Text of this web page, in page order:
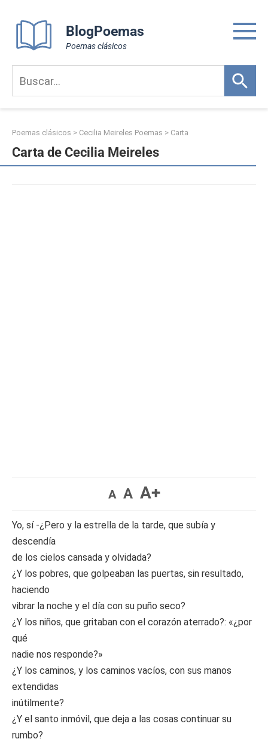
content
BlogPoemas
Poemas clásicos
Poemas clásicos > Cecilia Meireles Poemas > Carta
Carta de Cecilia Meireles
A A A+
Yo, sí -¿Pero y la estrella de la tarde, que subía y
descendía
de los cielos cansada y olvidada?
¿Y los pobres, que golpeaban las puertas, sin resultado,
haciendo
vibrar la noche y el día con su puño seco?
¿Y los niños, que gritaban con el corazón aterrado?: «¿por
qué
nadie nos responde?»
¿Y los caminos, y los caminos vacíos, con sus manos
extendidas
inútilmente?
¿Y el santo inmóvil, que deja a las cosas continuar su
rumbo?